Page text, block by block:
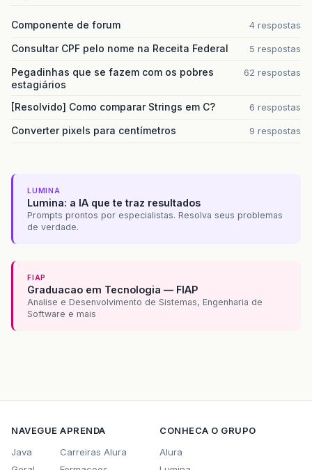
Componente de forum 4 respostas
Consultar CPF pelo nome na Receita Federal 5 respostas
Pegadinhas que se fazem com os pobres
estagiários
62 respostas
[Resolvido] Como comparar Strings em C? 6 respostas
Converter pixels para centímetros 9 respostas
LUMINA
Lumina: a IA que te traz resultados
Prompts prontos por especialistas. Resolva seus problemas
de verdade.
FIAP
Graduacao em Tecnologia — FIAP
Analise e Desenvolvimento de Sistemas, Engenharia de
Software e mais
NAVEGUE
Java
APRENDA
Carreiras Alura
CONHECA O GRUPO
Alura